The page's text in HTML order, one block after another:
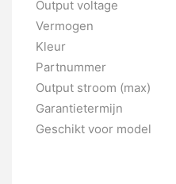
Output voltage
Vermogen
Kleur
Partnummer
Output stroom (max)
Garantietermijn
Geschikt voor model